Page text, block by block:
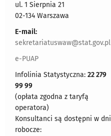
ul. 1 Sierpnia 21
02-134 Warszawa
E-mail:
sekretariatuswaw@stat.gov.pl
e-PUAP
Infolinia Statystyczna: 22 279
99 99
(opłata zgodna z taryfą
operatora)
Konsultanci są dostępni w dni
robocze: